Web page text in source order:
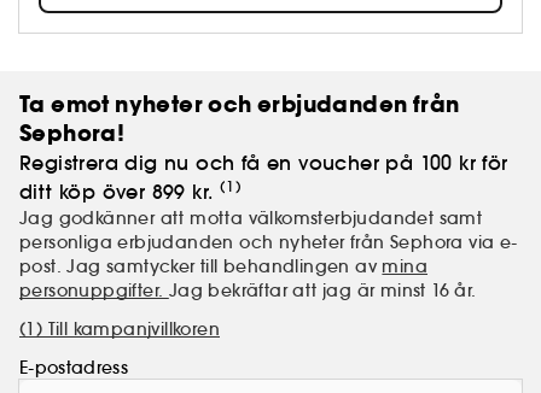
Ta emot nyheter och erbjudanden från
Sephora!
Registrera dig nu och få en voucher på 100 kr för
ditt köp över 899 kr. (1)
Jag godkänner att motta välkomsterbjudandet samt
personliga erbjudanden och nyheter från Sephora via e-
post. Jag samtycker till behandlingen av mina
personuppgifter. Jag bekräftar att jag är minst 16 år.
(1) Till kampanjvillkoren
E-postadress